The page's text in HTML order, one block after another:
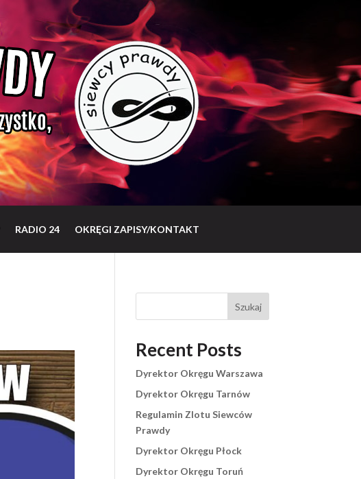
RADIO 24 OKRĘGI ZAPISY/KONTAKT
Szukaj
Recent Posts
Dyrektor Okręgu Warszawa
Dyrektor Okręgu Tarnów
Regulamin Zlotu Siewców
Prawdy
Dyrektor Okręgu Płock
Dyrektor Okręgu Toruń